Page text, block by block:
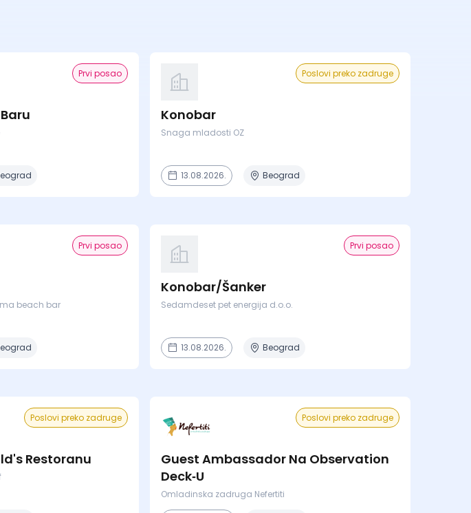
Prvi posao Poslovi preko zadruge
Konobar
Snaga mladosti OZ
13.08.2026. Beograd
Prvi posao
beach bar
Prvi posao
Konobar/Šanker
Sedamdeset pet energija d.o.o.
13.08.2026. Beograd
Poslovi preko zadruge
Restoranu
Poslovi preko zadruge
Guest Ambassador Na Observation
Deck‑U
Omladinska zadruga Nefertiti